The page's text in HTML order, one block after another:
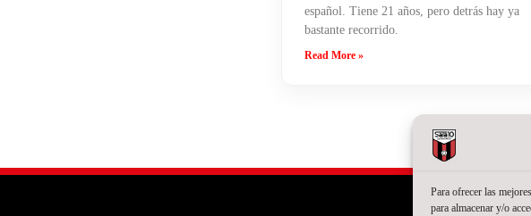
Para ofrecer las
para almacenar y/o
español. Tiene 21 años, pero detrás hay ya
bastante recorrido.
Read More »